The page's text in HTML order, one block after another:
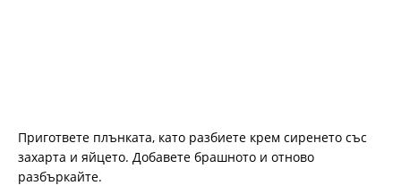
Пригответе плънката, като разбиете крем сиренето със
захарта и яйцето. Добавете брашното и отново
разбъркайте.